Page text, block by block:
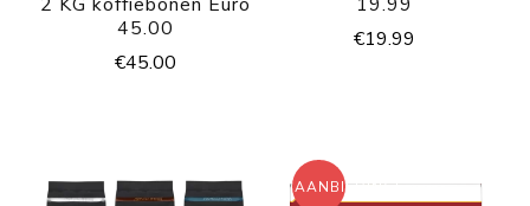
45.00
€45.00
€19.99
AANBIEDING!